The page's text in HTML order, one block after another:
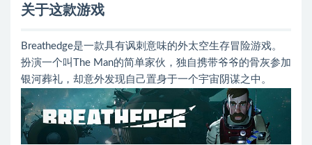
关于这款游戏
Breathedge是一款具有讽刺意味的外太空生存冒险游戏。
扮演一个叫The Man的简单家伙，独自携带爷爷的骨灰参加
银河葬礼，却意外发现自己置身于一个宇宙阴谋之中。